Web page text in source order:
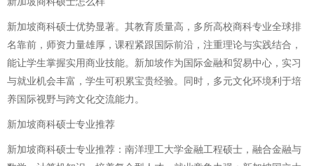
新加坡商科硕士优势显著。其教育质量高，多所高校商科专业全球排
名靠前，师资力量雄厚，课程紧跟国际前沿，注重理论与实践结合，
能让学生掌握实用商业技能。新加坡作为国际金融和贸易中心，实习
与就业机会丰富，学生可积累宝贵经验。同时，多元文化环境利于培
养国际视野与跨文化交流能力。
新加坡商科硕士专业推荐
新加坡商科硕士专业推荐：南洋理工大学金融工程硕士，融合金融与